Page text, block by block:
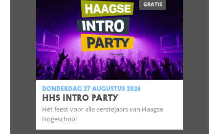
GRATIS
donderdag 27 augustus 2026
HHS INTRO PARTY
Hét feest voor alle eerstejaars van Haagse
Hogeschool